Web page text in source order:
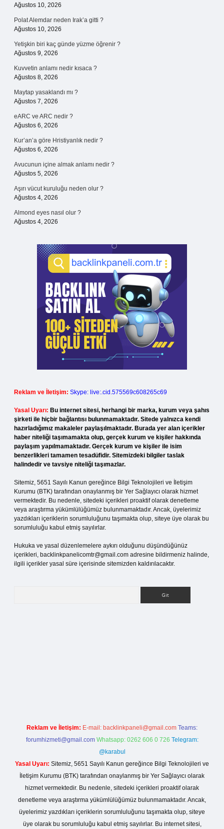
Ağustos 10, 2026
Polat Alemdar neden Irak’a gitti ?
Ağustos 10, 2026
Yetişkin biri kaç günde yüzme öğrenir ?
Ağustos 9, 2026
Kuvvetin anlamı nedir kısaca ?
Ağustos 8, 2026
Maytap yasaklandı mı ?
Ağustos 7, 2026
eARC ve ARC nedir ?
Ağustos 6, 2026
Kur’an’a göre Hristiyanlık nedir ?
Ağustos 6, 2026
Avucunun içine almak anlamı nedir ?
Ağustos 5, 2026
Aşırı vücut kuruluğu neden olur ?
Ağustos 4, 2026
Almond eyes nasıl olur ?
Ağustos 4, 2026
Reklam ve İletişim: Skype: live:.cid.575569c608265c69
Yasal Uyarı: Bu internet sitesi, herhangi bir marka, kurum veya şahıs
şirketi ile hiçbir bağlantısı bulunmamaktadır. Sitede yalnızca kendi
hazırladığımız makaleler paylaşılmaktadır. Burada yer alan içerikler
haber niteliği taşımamakta olup, gerçek kurum ve kişiler hakkında
paylaşım yapılmamaktadır. Gerçek kurum ve kişiler ile isim
benzerlikleri tamamen tesadüfidir. Sitemizdeki bilgiler taslak
halindedir ve tavsiye niteliği taşımazlar.
Sitemiz, 5651 Sayılı Kanun gereğince Bilgi Teknolojileri ve İletişim
Kurumu (BTK) tarafından onaylanmış bir Yer Sağlayıcı olarak hizmet
vermektedir. Bu nedenle, sitedeki içerikleri proaktif olarak denetleme
veya araştırma yükümlülüğümüz bulunmamaktadır. Ancak, üyelerimiz
yazdıkları içeriklerin sorumluluğunu taşımakta olup, siteye üye olarak bu
sorumluluğu kabul etmiş sayılırlar.
Hukuka ve yasal düzenlemelere aykırı olduğunu düşündüğünüz
içerikleri, backlinkpanelicomtr@gmail.com adresine bildirmeniz halinde,
ilgili içerikler yasal süre içerisinde sitemizden kaldırılacaktır.
Reklam ve İletişim: E-mail: backlinkpaneli@gmail.com Teams:
forumhizmeti@gmail.com Whatsapp: 0262 606 0 726 Telegram:
@karabul
Yasal Uyarı: Sitemiz, 5651 Sayılı Kanun gereğince Bilgi Teknolojileri ve
İletişim Kurumu (BTK) tarafından onaylanmış bir Yer Sağlayıcı olarak
hizmet vermektedir. Bu nedenle, sitedeki içerikleri proaktif olarak
denetleme veya araştırma yükümlülüğümüz bulunmamaktadır. Ancak,
üyelerimiz yazdıkları içeriklerin sorumluluğunu taşımakta olup, siteye
üye olarak bu sorumluluğu kabul etmiş sayılırlar. Bu internet sitesi,